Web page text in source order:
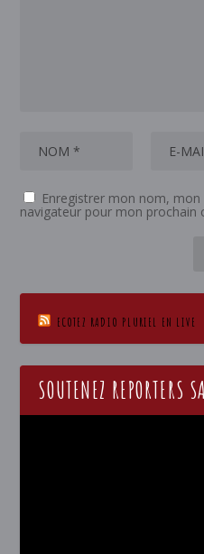
Enregistrer mon nom,
navigateur pour mon prochain
ECOTEZ RADIO PLURIEL EN LIVE
SOUTENEZ REPORTERS